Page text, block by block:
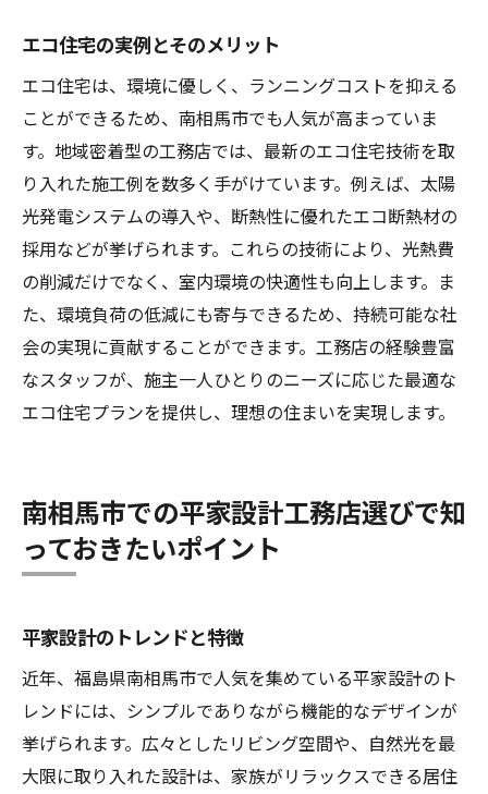
エコ住宅の実例とそのメリット
エコ住宅は、環境に優しく、ランニングコストを抑える
ことができるため、南相馬市でも人気が高まっていま
す。地域密着型の工務店では、最新のエコ住宅技術を取
り入れた施工例を数多く手がけています。例えば、太陽
光発電システムの導入や、断熱性に優れたエコ断熱材の
採用などが挙げられます。これらの技術により、光熱費
の削減だけでなく、室内環境の快適性も向上します。ま
た、環境負荷の低減にも寄与できるため、持続可能な社
会の実現に貢献することができます。工務店の経験豊富
なスタッフが、施主一人ひとりのニーズに応じた最適な
エコ住宅プランを提供し、理想の住まいを実現します。
南相馬市での平家設計工務店選びで知
っておきたいポイント
平家設計のトレンドと特徴
近年、福島県南相馬市で人気を集めている平家設計のト
レンドには、シンプルでありながら機能的なデザインが
挙げられます。広々としたリビング空間や、自然光を最
大限に取り入れた設計は、家族がリラックスできる居住